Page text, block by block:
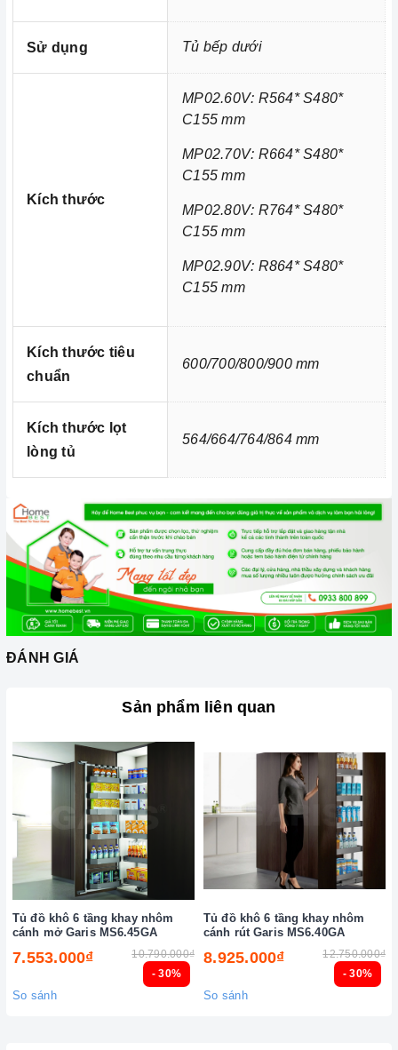
Ảnh minh họa
giảm chấn MEGKEL (bắt vách tủ), 1 bộ bắt mặt cánh tủ, 1
304
Sử dụng Tủ bếp dưới
Kích thước
MP02.60V: R564* S480*
C155 mm
MP02.70V: R664* S480*
C155 mm
MP02.80V: R764* S480*
C155 mm
MP02.90V: R864* S480*
C155 mm
Kích thước tiêu
chuẩn
600/700/800/900 mm
Kích thước lọt
lòng tủ
564/664/764/864 mm
ĐÁNH GIÁ
Sản phẩm liên quan
- 30%
Tủ đồ khô 6 tầng khay nhôm
cánh mở Garis MS6.45GA
7.553.000₫ 10.790.000₫
So sánh
- 30%
Tủ đồ khô 6 tầng khay nhôm
cánh rút Garis MS6.40GA
8.925.000₫ 12.750.000₫
So sánh